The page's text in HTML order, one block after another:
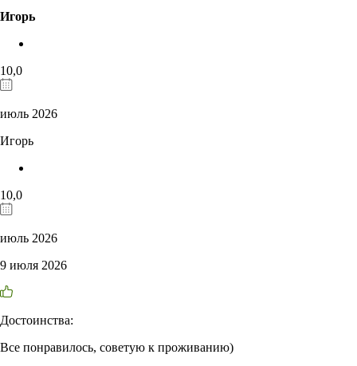
Игорь
10,0
июль 2026
Игорь
10,0
июль 2026
9 июля 2026
Достоинства:
Все понравилось, советую к проживанию)